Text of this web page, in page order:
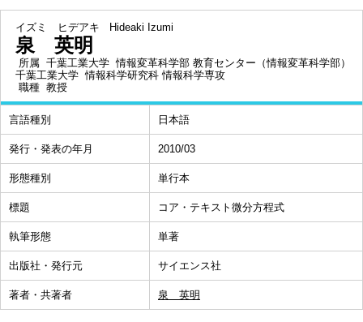
イズミ ヒデアキ Hideaki Izumi
泉 英明
所属 千葉工業大学 情報変革科学部 教育センター（情報変革科学部）
千葉工業大学 情報科学研究科 情報科学専攻
職種 教授
言語種別 日本語
発行・発表の年月 2010/03
形態種別 単行本
標題 コア・テキスト微分方程式
執筆形態 単著
出版社・発行元 サイエンス社
著者・共著者 泉 英明